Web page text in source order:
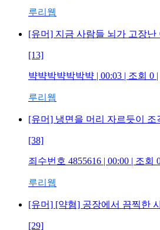
루리웹
[유머] 지금 사람들 뇌가 고장난
[13]
뱍뱍박뱍박박뱍 | 00:03 | 조회 0 |
루리웹
[유머] 냉면을 머리 자르듯이
[38]
죄수번호 4855616 | 00:00 | 조회
루리웹
[유머] [약혐] 공장에서 끔찍한
[29]